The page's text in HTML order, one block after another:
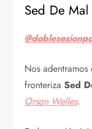
Sed De
Nos
fronterizaSed
Orson Welles.